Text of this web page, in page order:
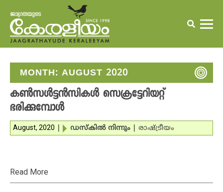
MONTH: AUGUST 2020
കണ്‍സള്‍ട്ടന്‍സികള്‍ സെക്രട്ടേറിയറ്റ്
ഭരിക്കുമ്പോള്‍
August, 2020 ഡസ്‌കില്‍ നിന്നും രാഷ്ട്രീയം
Read More